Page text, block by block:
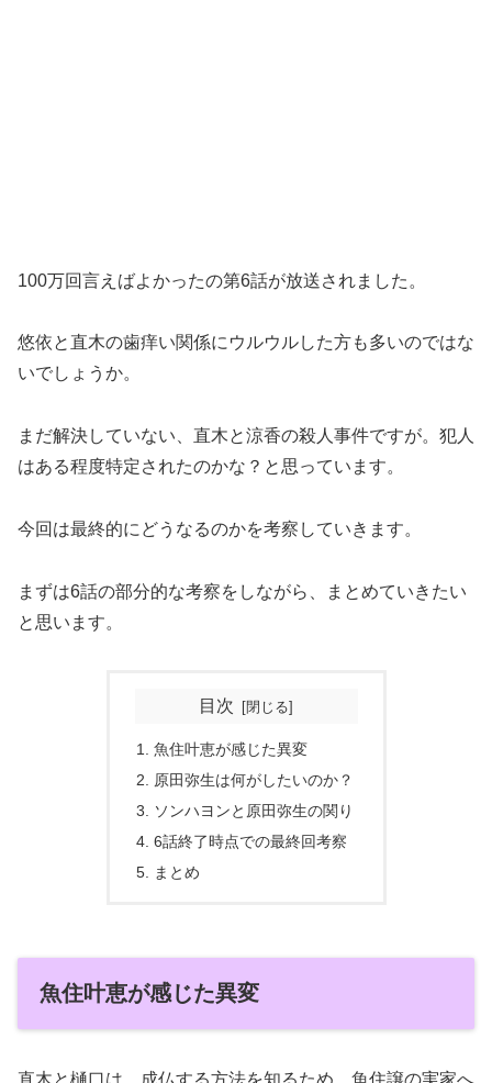
100万回言えばよかったの第6話が放送されました。
悠依と直木の歯痒い関係にウルウルした方も多いのではな
いでしょうか。
まだ解決していない、直木と涼香の殺人事件ですが。犯人
はある程度特定されたのかな？と思っています。
今回は最終的にどうなるのかを考察していきます。
まずは6話の部分的な考察をしながら、まとめていきたい
と思います。
目次
魚住叶恵が感じた異変
原田弥生は何がしたいのか？
ソンハヨンと原田弥生の関り
6話終了時点での最終回考察
まとめ
魚住叶恵が感じた異変
直木と樋口は、成仏する方法を知るため、魚住譲の実家へ